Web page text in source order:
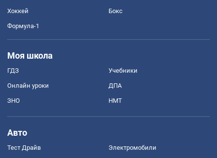
Хоккей Бокс
Формула-1
Моя школа
ГДЗ Учебники
Онлайн уроки ДПА
ЗНО НМТ
Авто
Тест Драйв Электромобили